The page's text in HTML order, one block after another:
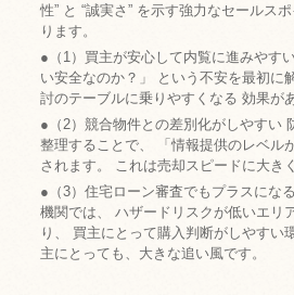
性” と “誠実さ” を示す強力なセールス
ります。
●（1）買主が安心して内覧に進みやす
い安全なのか？」 という不安を最初に
討のテーブルに乗りやすくなる 効果が
●（2）競合物件との差別化がしやすい
整理することで、 「情報提供のレベル
されます。 これは売却スピードに大き
●（3）住宅ローン審査でもプラスにな
機関では、 ハザードリスクが低いエリ
り、 買主にとって購入判断がしやすい
主にとっても、大きな追い風です。